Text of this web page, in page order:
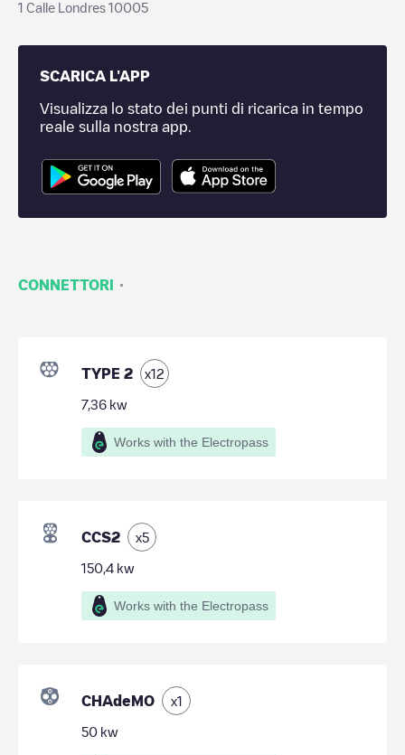
1 Calle Londres 10005
SCARICA L'APP
Visualizza lo stato dei punti di ricarica in tempo
reale sulla nostra app.
CONNETTORI ·
TYPE 2 x12
7,36 kw
Works with the Electropass
CCS2 x5
150,4 kw
Works with the Electropass
CHAdeMO x1
50 kw